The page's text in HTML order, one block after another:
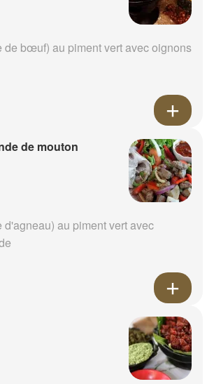
de bœuf) au piment vert avec oignons
de mouton
d'agneau) au piment vert avec